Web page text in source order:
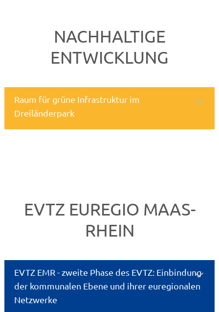
NACHHALTIGE
ENTWICKLUNG
Raum für grüne Infrastruktur im
Dreiländerpark
EVTZ EUREGIO MAAS-
RHEIN
EVTZ EMR - zweite Phase des EVTZ: Einbindung
der kommunalen Ebene und ihrer euregionalen
Netzwerke